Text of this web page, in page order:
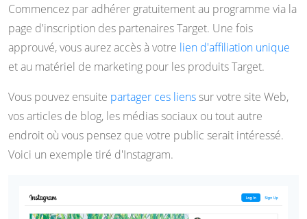
Commencez par adhérer gratuitement au programme via la
page d'inscription des partenaires Target. Une fois
approuvé, vous aurez accès à votre lien d'affiliation unique
et au matériel de marketing pour les produits Target.
Vous pouvez ensuite partager ces lienssur votre site Web,
vos articles de blog, les médias sociaux ou tout autre
endroit où vous pensez que votre public serait intéressé.
Voici un exemple tiré d'Instagram.